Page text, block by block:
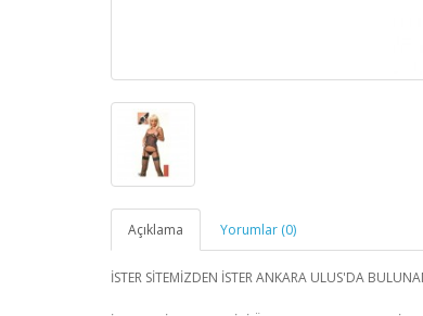
Açıklama Yorumlar (0)
İSTER SİTEMİZDEN İSTER ANKARA ULUS'DA